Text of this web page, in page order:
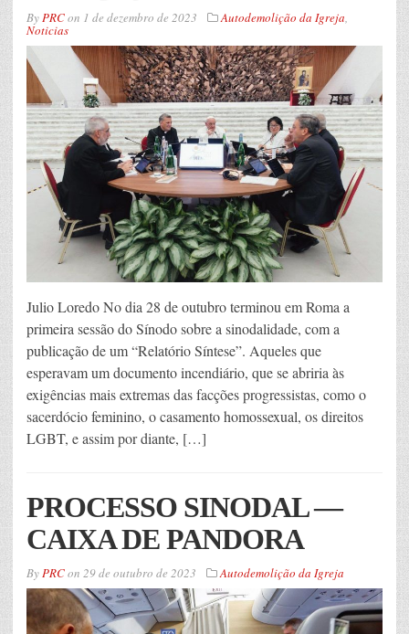
By PRCon 1 de dezembro de 2023 Autodemolição da Igreja
Noticias
Julio Loredo No dia 28 de outubro terminou em Roma a
primeira sessão do Sínodo sobre a sinodalidade, com a
publicação de um “Relatório Síntese”. Aqueles que
esperavam um documento incendiário, que se abriria às
exigências mais extremas das facções progressistas, como o
sacerdócio feminino, o casamento homossexual, os direitos
LGBT, e assim por diante, […]
PROCESSO SINODAL —
CAIXA DE PANDORA
ByPRCon 29 de outubro de 2023 Autodemolição da Igreja